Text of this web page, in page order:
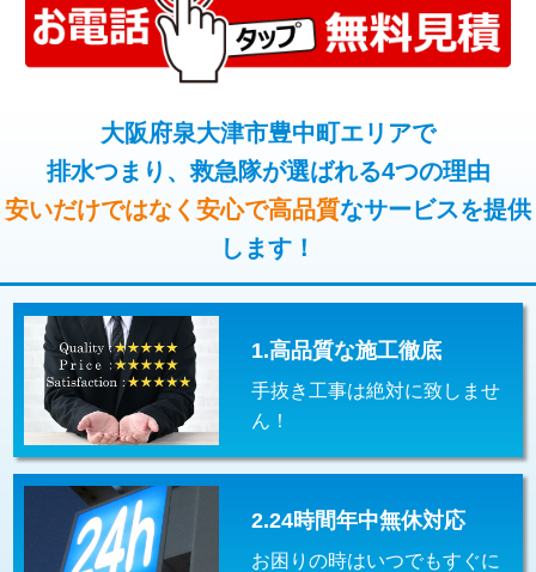
コンクリート斫り（厚さ10㎝まで） 27,500円
コンクリート斫り（厚さ10㎝超え） 38,500円
モルタル補修（厚さ10㎝まで） 27,500円
モルタル補修（厚さ10㎝超え） 38,500円
追加人工 16,500円
カメラ調査 33,000円
止水・漏水調査・防水処理・清掃・修
理・調整・分解・加工など（軽作業）
11,000円
止水・漏水調査・防水処理・清掃・修
理・調整・分解・加工など（中作業）
22,000円
止水・漏水調査・防水処理・清掃・修
理・調整・分解・加工など（重作業）
33,000円
その他部品の脱着 8,800円～
交換・取付（タンク） 22,000円+材料費
交換・取付(単水栓（壁付・デッキ
式）)
13,200円+材料費
交換・取付(混合水栓（壁付・デッキ
式・ワンホール）)
16,500円+材料費
大阪府泉大津市豊中町エリアで
排水つまり、救急隊が選ばれる4つの理由
安いだけではなく安心で高品質なサービスを提供
します！
1.高品質な施工徹底
手抜き工事は絶対に致しませ
ん！
2.24時間年中無休対応
お困りの時はいつでもすぐに